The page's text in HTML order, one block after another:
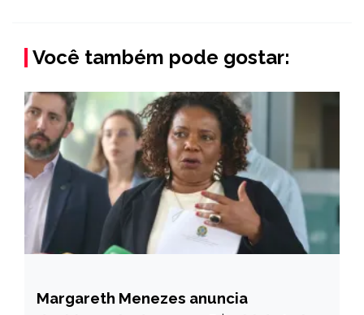
Você também pode gostar:
BRASIL
Margareth Menezes anuncia